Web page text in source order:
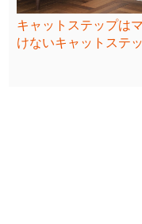
キャットステップは
けないキャットステ